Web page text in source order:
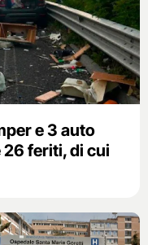
e 3 auto
feriti, di cui